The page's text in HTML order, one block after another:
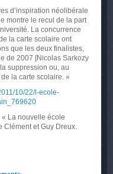
d’inspiration néolibérale
montre le recul de la part
La concurrence
la carte scolaire ont
que les deux finalistes,
de 2007 [Nicolas Sarkozy
suppression ou, au
la carte scolaire. »
10/22/l-ecole-
La nouvelle école
Clément et Guy Dreux.